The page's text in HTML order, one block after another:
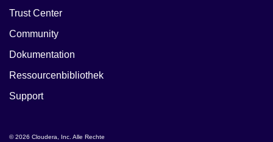
Trust Center
Community
Dokumentation
Ressourcenbibliothek
Support
© 2026 Cloudera, Inc. Alle Rechte